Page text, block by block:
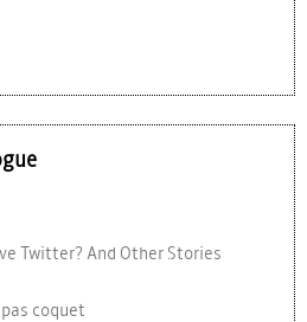
Twitter? And Other Stories
coquet